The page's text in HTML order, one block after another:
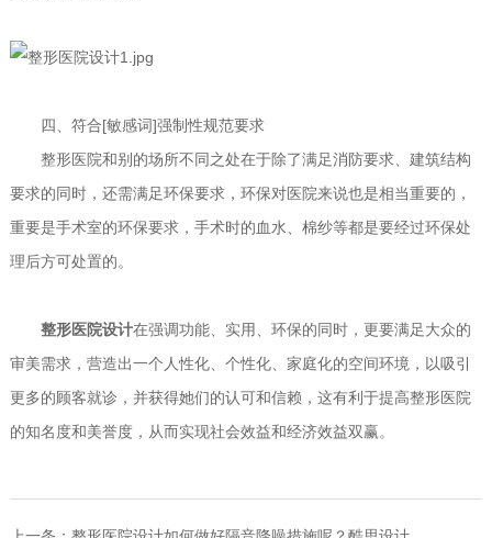
四、符合[敏感词]强制性规范要求
整形医院和别的场所不同之处在于除了满足消防要求、建筑结构
要求的同时，还需满足环保要求，环保对医院来说也是相当重要的，
重要是手术室的环保要求，手术时的血水、棉纱等都是要经过环保处
理后方可处置的。
整形医院设计在强调功能、实用、环保的同时，更要满足大众的
审美需求，营造出一个人性化、个性化、家庭化的空间环境，以吸引
更多的顾客就诊，并获得她们的认可和信赖，这有利于提高整形医院
的知名度和美誉度，从而实现社会效益和经济效益双赢。